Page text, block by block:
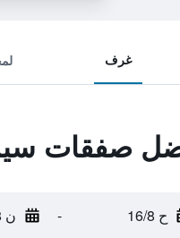
غرف
صفقات
ح 16/8 - ن 17/8